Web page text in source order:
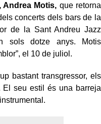
Andrea Motis, que retorna
concerts dels bars de la
de la Sant Andreu Jazz
sols dotze anys. Motis
el 10 de juliol.
bastant transgressor, els
El seu estil és una barreja